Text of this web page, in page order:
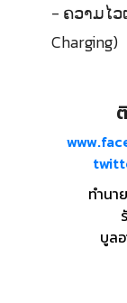
- ຄວາມໄວ
Charging)
ทำนา
บูล